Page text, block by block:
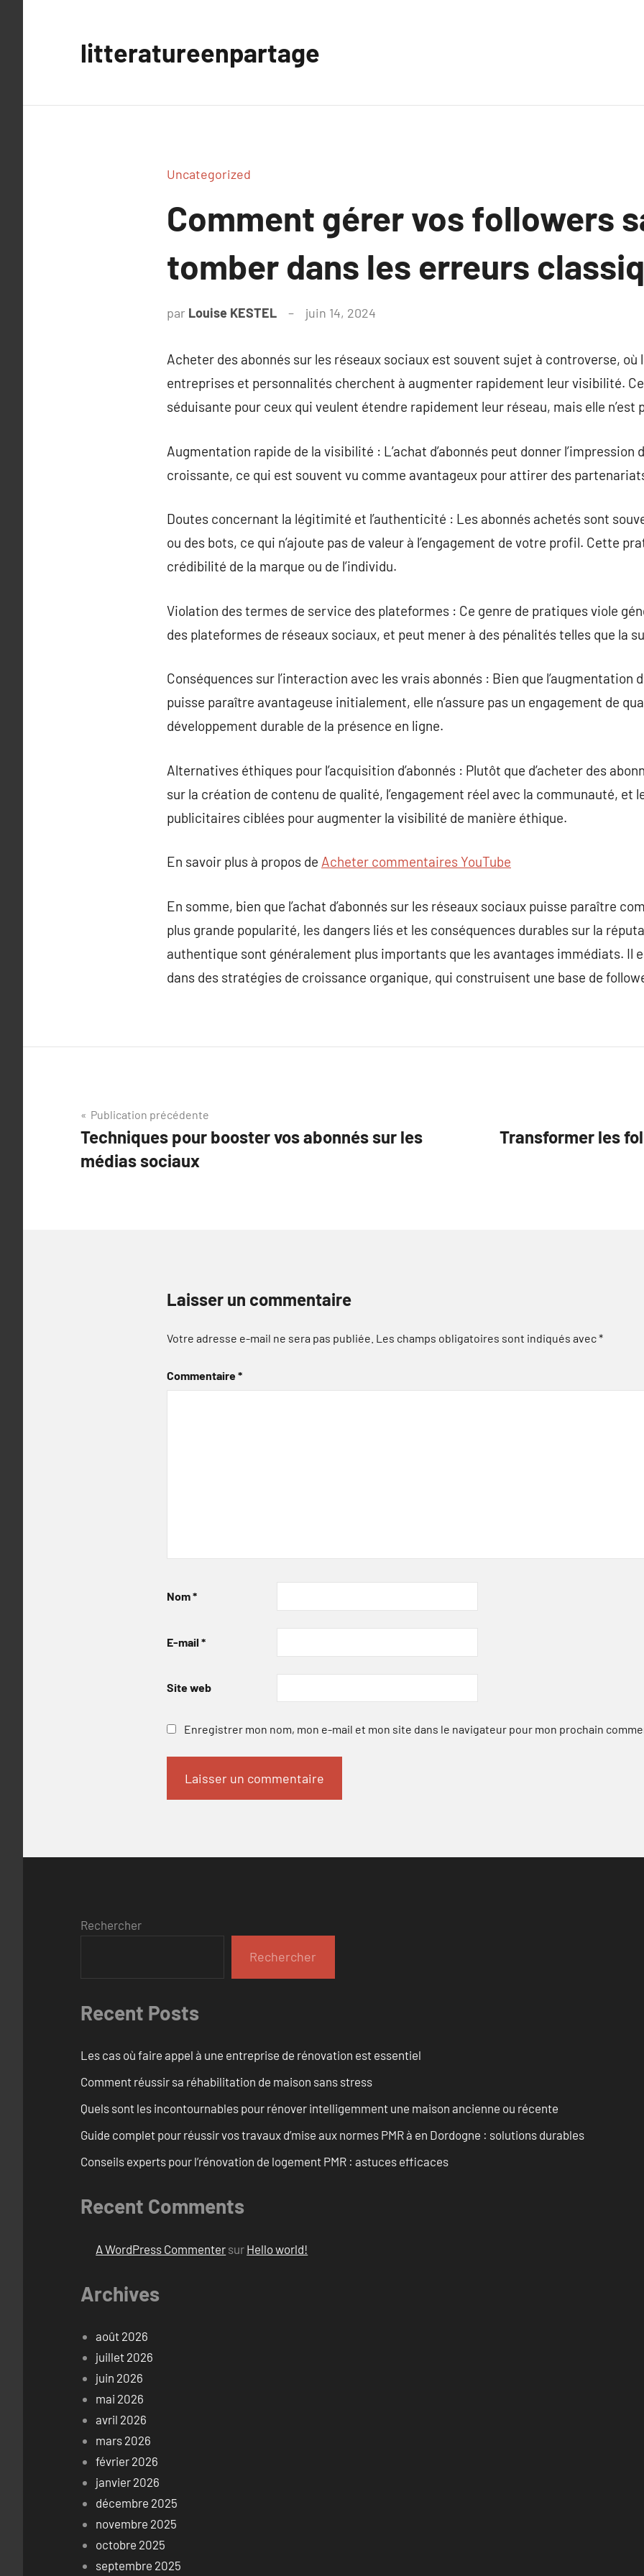
litteratureenpartage
Uncategorized
Comment gérer vos followers
tomber dans les erreurs
par Louise KESTEL juin 14, 2024
Acheter des abonnés sur les réseaux sociaux est souvent sujet à controverse, où
entreprises et personnalités cherchent à augmenter rapidement leur visibilité.
séduisante pour ceux qui veulent étendre rapidement leur réseau, mais elle n’est
Augmentation rapide de la visibilité : L’achat d’abonnés peut donner l’impression
croissante, ce qui est souvent vu comme avantageux pour attirer des
Doutes concernant la légitimité et l’authenticité : Les abonnés achetés sont
ou des bots, ce qui n’ajoute pas de valeur à l’engagement de votre profil. Cette
crédibilité de la marque ou de l’individu.
Violation des termes de service des plateformes : Ce genre de pratiques viole
des plateformes de réseaux sociaux, et peut mener à des pénalités telles que la
Conséquences sur l’interaction avec les vrais abonnés : Bien que l’augmentation
puisse paraître avantageuse initialement, elle n’assure pas un engagement de
développement durable de la présence en ligne.
Alternatives éthiques pour l’acquisition d’abonnés : Plutôt que d’acheter des
sur la création de contenu de qualité, l’engagement réel avec la communauté, et
publicitaires ciblées pour augmenter la visibilité de manière éthique.
En savoir plus à propos de Acheter commentaires YouTube
En somme, bien que l’achat d’abonnés sur les réseaux sociaux puisse paraître
plus grande popularité, les dangers liés et les conséquences durables sur la
authentique sont généralement plus importants que les avantages immédiats. Il
dans des stratégies de croissance organique, qui construisent une base de
Navigation
de
l’article
Publication précédente
Techniques pour booster vos abonnés sur les
médias sociaux
Transformer les
Laisser un commentaire
Votre adresse e-mail ne sera pas publiée. Les champs obligatoires sont indiqués avec*
Commentaire*
Nom*
E-mail *
Site web
Enregistrer mon nom, mon e-mail et mon site dans le navigateur pour mon prochain
Rechercher
Rechercher
Recent Posts
Les cas où faire appel à une entreprise de rénovation est essentiel
Comment réussir sa réhabilitation de maison sans stress
Quels sont les incontournables pour rénover intelligemment une maison ancienne ou récente
Guide complet pour réussir vos travaux d’mise aux normes PMR à en Dordogne : solutions durables
Conseils experts pour l’rénovation de logement PMR : astuces efficaces
Recent Comments
A WordPress Commenter sur Hello world!
Archives
août 2026
juillet 2026
juin 2026
mai 2026
avril 2026
mars 2026
février 2026
janvier 2026
décembre 2025
novembre 2025
octobre 2025
septembre 2025